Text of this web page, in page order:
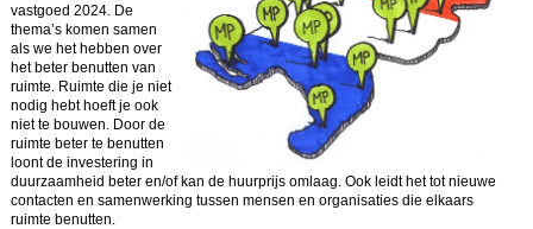
vastgoed 2024. De
thema’s komen samen
als we het hebben over
het beter benutten van
ruimte. Ruimte die je niet
nodig hebt hoeft je ook
niet te bouwen. Door de
ruimte beter te benutten
loont de investering in
duurzaamheid beter en/of kan de huurprijs omlaag. Ook leidt het tot nieuwe
contacten en samenwerking tussen mensen en organisaties die elkaars
ruimte benutten.